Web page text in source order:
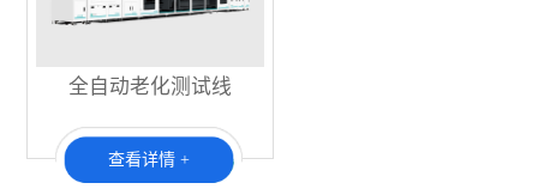
全自动老化测试线
查看详情 +